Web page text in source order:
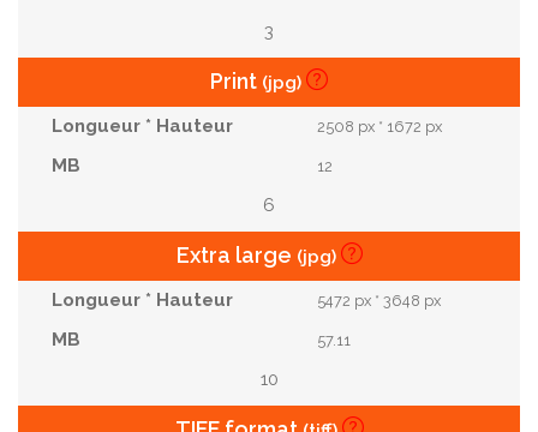
3
Print (jpg)
2508 px * 1672 px
12
6
Extra large (jpg)
5472 px * 3648 px
57.11
10